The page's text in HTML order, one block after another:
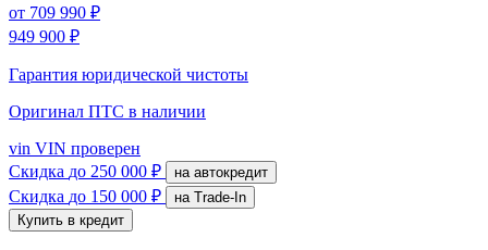
от 709 990 ₽
949 900 ₽
Гарантия юридической чистоты
Оригинал ПТС в наличии
vin VIN проверен
Скидка до 250 000 ₽ на автокредит
Скидка до 150 000 ₽
на Trade-In
Купить в кредит